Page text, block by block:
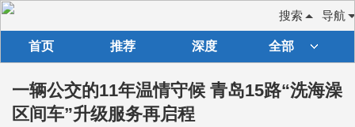
导航
搜索
首页 推荐 深度 全部
一辆公交的11年温情守候 青岛15路“洗海澡
区间车”升级服务再启程